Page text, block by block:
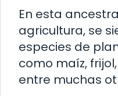
En esta
agricultura, se
especies de
como maíz,
entre muchas